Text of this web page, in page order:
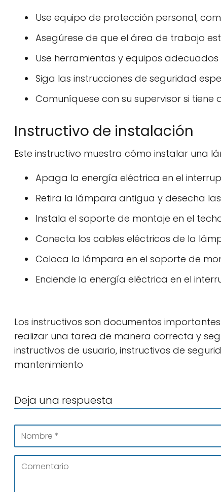
Use equipo de protección personal,
Asegúrese de que el área de trabajo
Use herramientas y equipos
Siga las instrucciones de seguridad
Comuníquese con su supervisor si
Instructivo de instalación
Este instructivo muestra cómo instalar una
Apaga la energía eléctrica en el
Retira la lámpara antigua y desecha
Instala el soporte de montaje en el
Conecta los cables eléctricos de la
Coloca la lámpara en el soporte de
Enciende la energía eléctrica en el
Los instructivos son documentos
realizar una tarea de manera correcta y
instructivos de usuario, instructivos de
mantenimiento
Deja una respuesta